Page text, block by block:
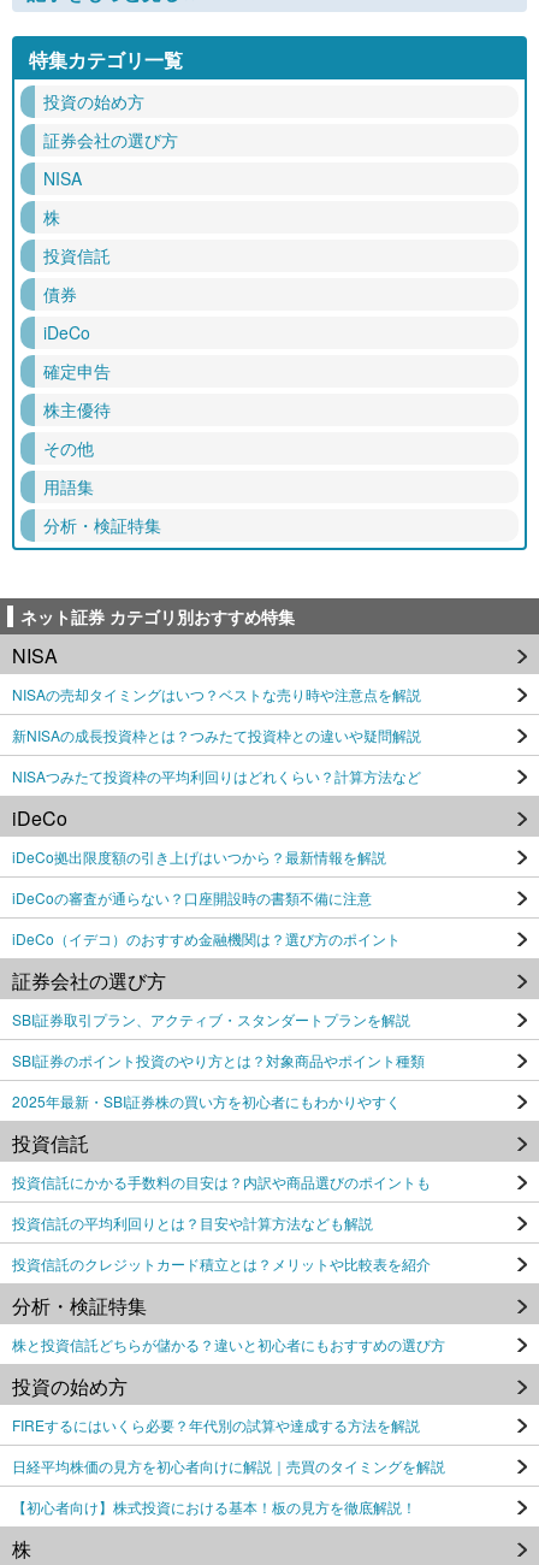
特集カテゴリ一覧
投資の始め方
証券会社の選び方
NISA
株
投資信託
債券
iDeCo
確定申告
株主優待
その他
用語集
分析・検証特集
ネット証券 カテゴリ別おすすめ特集
NISA
NISAの売却タイミングはいつ？ベストな売り時や注意点を解説
新NISAの成長投資枠とは？つみたて投資枠との違いや疑問解説
NISAつみたて投資枠の平均利回りはどれくらい？計算方法など
iDeCo
iDeCo拠出限度額の引き上げはいつから？最新情報を解説
iDeCoの審査が通らない？口座開設時の書類不備に注意
iDeCo（イデコ）のおすすめ金融機関は？選び方のポイント
証券会社の選び方
SBI証券取引プラン、アクティブ・スタンダートプランを解説
SBI証券のポイント投資のやり方とは？対象商品やポイント種類
2025年最新・SBI証券株の買い方を初心者にもわかりやすく
投資信託
投資信託にかかる手数料の目安は？内訳や商品選びのポイントも
投資信託の平均利回りとは？目安や計算方法なども解説
投資信託のクレジットカード積立とは？メリットや比較表を紹介
分析・検証特集
株と投資信託どちらが儲かる？違いと初心者にもおすすめの選び方
投資の始め方
FIREするにはいくら必要？年代別の試算や達成する方法を解説
日経平均株価の見方を初心者向けに解説｜売買のタイミングを解説
【初心者向け】株式投資における基本！板の見方を徹底解説！
株